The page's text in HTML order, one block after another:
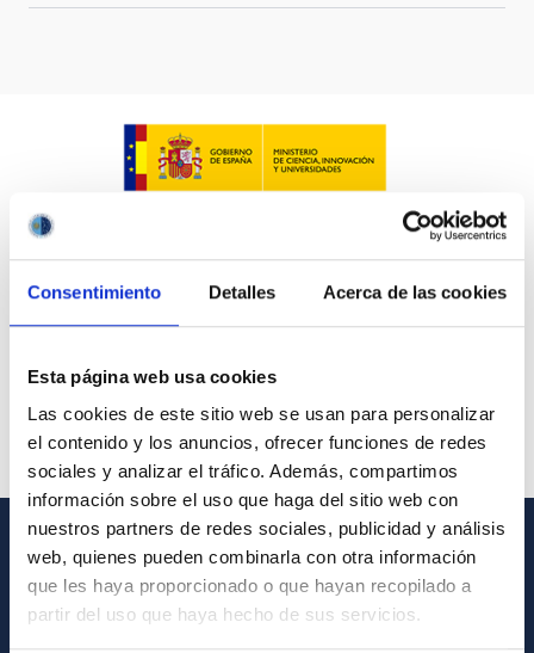
Consentimiento Detalles Acerca de las cookies
Esta página web usa cookies
Las cookies de este sitio web se usan para personalizar
el contenido y los anuncios, ofrecer funciones de redes
sociales y analizar el tráfico. Además, compartimos
información sobre el uso que haga del sitio web con
nuestros partners de redes sociales, publicidad y análisis
web, quienes pueden combinarla con otra información
que les haya proporcionado o que hayan recopilado a
partir del uso que haya hecho de sus servicios.
GENERAL INFORMATION
Contact